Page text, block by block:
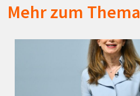
Mehr zum Thema